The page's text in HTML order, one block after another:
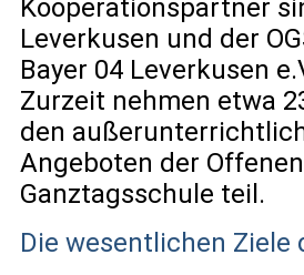
Kooperationspartner
Leverkusen und der
Bayer 04 Leverkusen
Zurzeit nehmen etwa
den
Angeboten der Offenen
Ganztagsschule teil.
Die wesentlichen Ziele